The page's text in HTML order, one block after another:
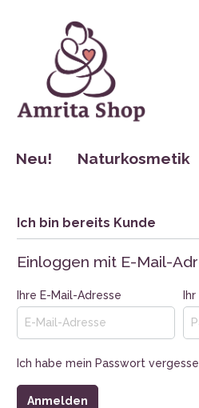
Neu! Naturkosmetik
Körperpflege
Make Up
Ich bin bereits Kunde
Einloggen mit E-Mail-
Ihre E-Mail-Adresse
Ich habe mein Passwort
Anmelden